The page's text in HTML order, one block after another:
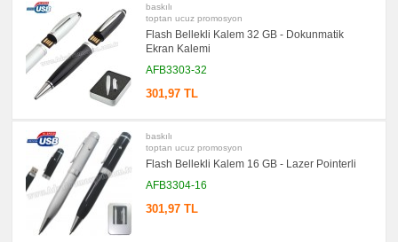
baskılı
toptan ucuz promosyon
Flash Bellekli Kalem 32 GB - Dokunmatik
Ekran Kalemi
AFB3303-32
301,97 TL
baskılı
toptan ucuz promosyon
Flash Bellekli Kalem 16 GB - Lazer Pointerli
AFB3304-16
301,97 TL
&
Para
Tabağı
promosyon
Evrak
Çantası
&
Sekreter
promosyon
Masa
Seti
&
Sümen
Takımı
promosyon
Yapışkan
Notluk